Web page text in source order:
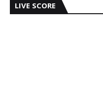
LIVE SCORE